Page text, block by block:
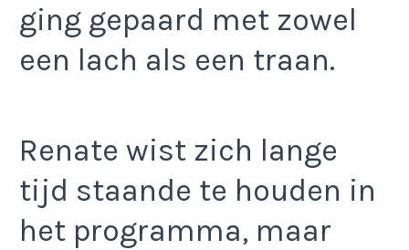
ging gepaard met zowel
een lach als een traan.
Renate wist zich lange
tijd staande te houden in
het programma, maar